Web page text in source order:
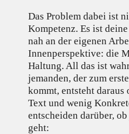
Das Problem dabei ist
Kompetenz. Es ist
nah an der eigenen
Innenperspektive: die
Haltung. All das ist
jemanden, der zum
kommt, entsteht
Text und wenig
entscheiden darüber,
geht: